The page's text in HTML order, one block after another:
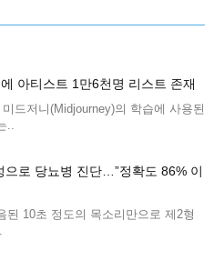
아티스트 1만6천명 리스트 존재
드저니(Midjourney)의 학습에 사용된
..
으로 당뇨병 진단…”정확도 86% 이
된 10초 정도의 목소리만으로 제2형